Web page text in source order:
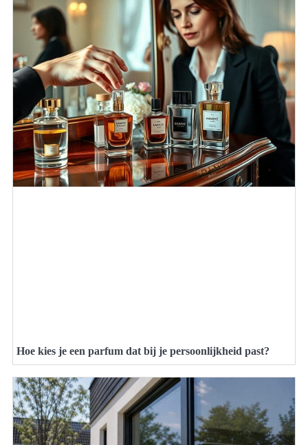
Hoe kies je een parfum dat bij je persoonlijkheid past?